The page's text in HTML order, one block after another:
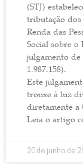
(STJ)
tributação
Renda das
Social sobre
julgamento de
1.987.158).
Este
trouxe à luz
diretamente a
Leia o artigo
20 de junho de